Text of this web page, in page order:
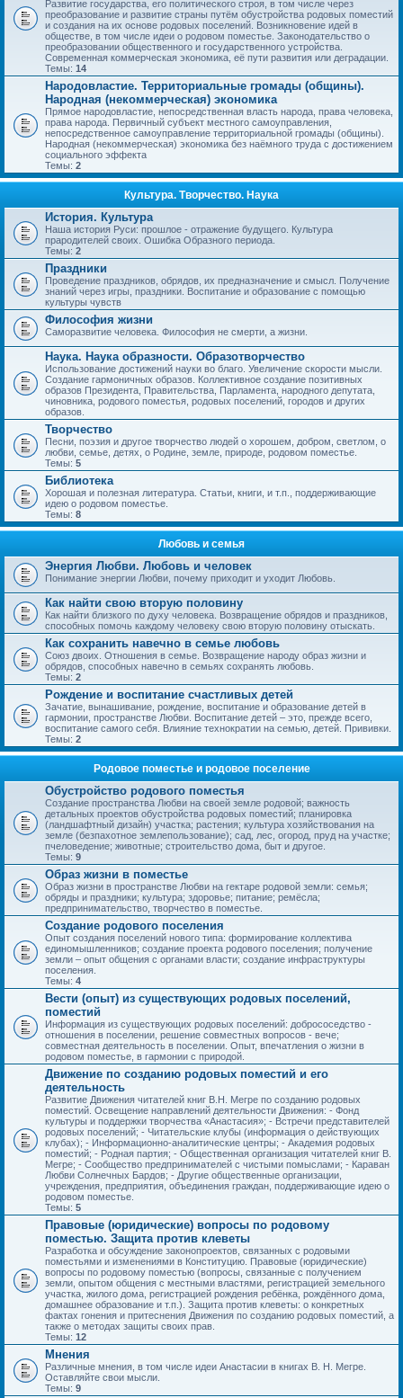
Развитие государства, его политического строя, в том числе через
преобразование и развитие страны путём обустройства родовых поместий
и создания на их основе родовых поселений. Возникновение идей в
обществе, в том числе идеи о родовом поместье. Законодательство о
преобразовании общественного и государственного устройства.
Современная коммерческая экономика, её пути развития или деградации.
Темы: 14
Народовластие. Территориальные громады (общины).
Народная (некоммерческая) экономика
Прямое народовластие, непосредственная власть народа, права человека,
права народа. Первичный субъект местного самоуправления,
непосредственное самоуправление территориальной громады (общины).
Народная (некоммерческая) экономика без наёмного труда с достижением
социального эффекта
Темы: 2
Культура. Творчество. Наука
История. Культура
Наша история Руси: прошлое - отражение будущего. Культура
прародителей своих. Ошибка Образного периода.
Темы: 2
Праздники
Проведение праздников, обрядов, их предназначение и смысл. Получение
знаний через игры, праздники. Воспитание и образование с помощью
культуры чувств
Философия жизни
Саморазвитие человека. Философия не смерти, а жизни.
Наука. Наука образности. Образотворчество
Использование достижений науки во благо. Увеличение скорости мысли.
Создание гармоничных образов. Коллективное создание позитивных
образов Президента, Правительства, Парламента, народного депутата,
чиновника, родового поместья, родовых поселений, городов и других
образов.
Творчество
Песни, поэзия и другое творчество людей о хорошем, добром, светлом, о
любви, семье, детях, о Родине, земле, природе, родовом поместье.
Темы: 5
Библиотека
Хорошая и полезная литература. Статьи, книги, и т.п., поддерживающие
идею о родовом поместье.
Темы: 8
Любовь и семья
Энергия Любви. Любовь и человек
Понимание энергии Любви, почему приходит и уходит Любовь.
Как найти свою вторую половину
Как найти близкого по духу человека. Возвращение обрядов и праздников,
способных помочь каждому человеку свою вторую половину отыскать.
Как сохранить навечно в семье любовь
Союз двоих. Отношения в семье. Возвращение народу образ жизни и
обрядов, способных навечно в семьях сохранять любовь.
Темы: 2
Рождение и воспитание счастливых детей
Зачатие, вынашивание, рождение, воспитание и образование детей в
гармонии, пространстве Любви. Воспитание детей – это, прежде всего,
воспитание самого себя. Влияние технократии на семью, детей. Прививки.
Темы: 2
Родовое поместье и родовое поселение
Обустройство родового поместья
Создание пространства Любви на своей земле родовой; важность
детальных проектов обустройства родовых поместий; планировка
(ландшафтный дизайн) участка; растения; культура хозяйствования на
земле (безпахотное землепользование); сад, лес, огород, пруд на участке;
пчеловедение; животные; строительство дома, быт и другое.
Темы: 9
Образ жизни в поместье
Образ жизни в пространстве Любви на гектаре родовой земли: семья;
обряды и праздники; культура; здоровье; питание; ремёсла;
предпринимательство, творчество в поместье.
Создание родового поселения
Опыт создания поселений нового типа: формирование коллектива
единомышленников; создание проекта родового поселения; получение
земли – опыт общения с органами власти; создание инфраструктуры
поселения.
Темы: 4
Вести (опыт) из существующих родовых поселений,
поместий
Информация из существующих родовых поселений: добрососедство -
отношения в поселении, решение совместных вопросов - вече;
совместная деятельность в поселении. Опыт, впечатления о жизни в
родовом поместье, в гармонии с природой.
Движение по созданию родовых поместий и его
деятельность
Развитие Движения читателей книг В.Н. Мегре по созданию родовых
поместий. Освещение направлений деятельности Движения: - Фонд
культуры и поддержки творчества «Анастасия»; - Встречи представителей
родовых поселений; - Читательские клубы (информация о действующих
клубах); - Информационно-аналитические центры; - Академия родовых
поместий; - Родная партия; - Общественная организация читателей книг В.
Мегре; - Сообщество предпринимателей с чистыми помыслами; - Караван
Любви Солнечных Бардов; - Другие общественные организации,
учреждения, предприятия, объединения граждан, поддерживающие идею о
родовом поместье.
Темы: 5
Правовые (юридические) вопросы по родовому
поместью. Защита против клеветы
Разработка и обсуждение законопроектов, связанных с родовыми
поместьями и изменениями в Конституцию. Правовые (юридические)
вопросы по родовому поместью (вопросы, связанные с получением
земли, опытом общения с местными властями, регистрацией земельного
участка, жилого дома, регистрацией рождения ребёнка, рождённого дома,
домашнее образование и т.п.). Защита против клеветы: о конкретных
фактах гонения и притеснения Движения по созданию родовых поместий, а
также о методах защиты своих прав.
Темы: 12
Мнения
Различные мнения, в том числе идеи Анастасии в книгах В. Н. Мегре.
Оставляйте свои мысли.
Темы: 9